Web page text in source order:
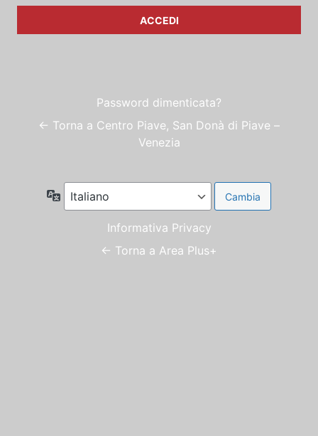
Password dimenticata?
← Torna a Centro Piave, San Donà di Piave –
Venezia
Lingua
Informativa Privacy
← Torna a Area Plus+